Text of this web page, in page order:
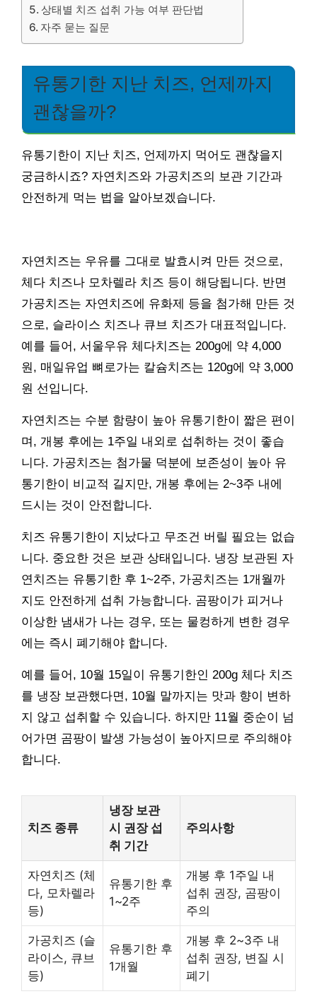
상태별 치즈 섭취 가능 여부 판단법
자주 묻는 질문
유통기한 지난 치즈, 언제까지
괜찮을까?
유통기한이 지난 치즈, 언제까지 먹어도 괜찮을지
궁금하시죠? 자연치즈와 가공치즈의 보관 기간과
안전하게 먹는 법을 알아보겠습니다.
자연치즈는 우유를 그대로 발효시켜 만든 것으로,
체다 치즈나 모차렐라 치즈 등이 해당됩니다. 반면
가공치즈는 자연치즈에 유화제 등을 첨가해 만든 것
으로, 슬라이스 치즈나 큐브 치즈가 대표적입니다.
예를 들어, 서울우유 체다치즈는 200g에 약 4,000
원, 매일유업 뼈로가는 칼슘치즈는 120g에 약 3,000
원 선입니다.
자연치즈는 수분 함량이 높아 유통기한이 짧은 편이
며, 개봉 후에는 1주일 내외로 섭취하는 것이 좋습
니다. 가공치즈는 첨가물 덕분에 보존성이 높아 유
통기한이 비교적 길지만, 개봉 후에는 2~3주 내에
드시는 것이 안전합니다.
치즈 유통기한이 지났다고 무조건 버릴 필요는 없습
니다. 중요한 것은 보관 상태입니다. 냉장 보관된 자
연치즈는 유통기한 후 1~2주, 가공치즈는 1개월까
지도 안전하게 섭취 가능합니다. 곰팡이가 피거나
이상한 냄새가 나는 경우, 또는 물컹하게 변한 경우
에는 즉시 폐기해야 합니다.
예를 들어, 10월 15일이 유통기한인 200g 체다 치즈
를 냉장 보관했다면, 10월 말까지는 맛과 향이 변하
지 않고 섭취할 수 있습니다. 하지만 11월 중순이 넘
어가면 곰팡이 발생 가능성이 높아지므로 주의해야
합니다.
치즈 종류
냉장 보관
시 권장 섭
취 기간
주의사항
자연치즈 (체
다, 모차렐라
등)
유통기한 후
1~2주
개봉 후 1주일 내
섭취 권장, 곰팡이
주의
가공치즈 (슬
라이스, 큐브
등)
유통기한 후
1개월
개봉 후 2~3주 내
섭취 권장, 변질 시
폐기